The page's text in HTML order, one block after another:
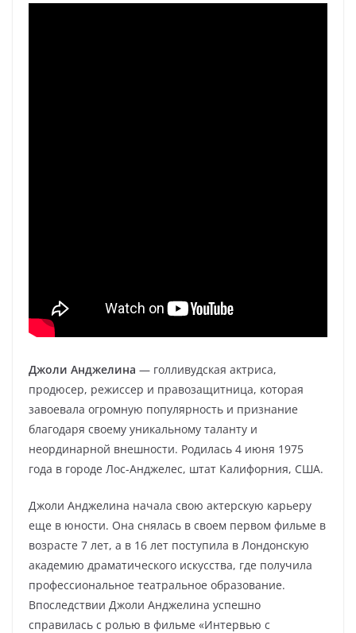
Джоли Анджелина — голливудская актриса,
продюсер, режиссер и правозащитница, которая
завоевала огромную популярность и признание
благодаря своему уникальному таланту и
неординарной внешности. Родилась 4 июня 1975
года в городе Лос-Анджелес, штат Калифорния, США.
Джоли Анджелина начала свою актерскую карьеру
еще в юности. Она снялась в своем первом фильме в
возрасте 7 лет, а в 16 лет поступила в Лондонскую
академию драматического искусства, где получила
профессиональное театральное образование.
Впоследствии Джоли Анджелина успешно
справилась с ролью в фильме «Интервью с